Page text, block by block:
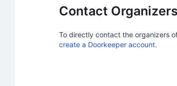
Contact Organizers
To directly contact the organizers
create a Doorkeeper account.